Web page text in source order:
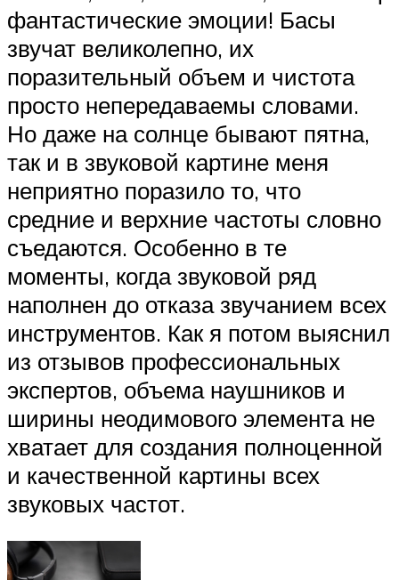
фантастические эмоции! Басы
звучат великолепно, их
поразительный объем и чистота
просто непередаваемы словами.
Но даже на солнце бывают пятна,
так и в звуковой картине меня
неприятно поразило то, что
средние и верхние частоты словно
съедаются. Особенно в те
моменты, когда звуковой ряд
наполнен до отказа звучанием всех
инструментов. Как я потом выяснил
из отзывов профессиональных
экспертов, объема наушников и
ширины неодимового элемента не
хватает для создания полноценной
и качественной картины всех
звуковых частот.